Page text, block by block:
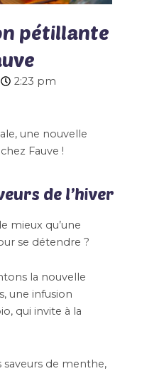
pétillante
2:23 pm
une nouvelle
Fauve !
de l’hiver
mieux qu’une
se détendre ?
la nouvelle
une infusion
qui invite à la
saveurs de menthe,